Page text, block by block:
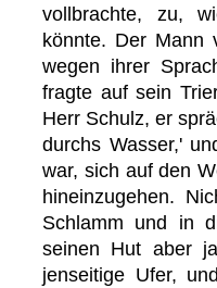
vollbrachte, zu,
könnte. Der Mann
wegen ihrer
fragte auf sein
Herr Schulz, er
durchs Wasser,'
war, sich auf den
hineinzugehen.
Schlamm und in
seinen Hut aber
jenseitige Ufer,